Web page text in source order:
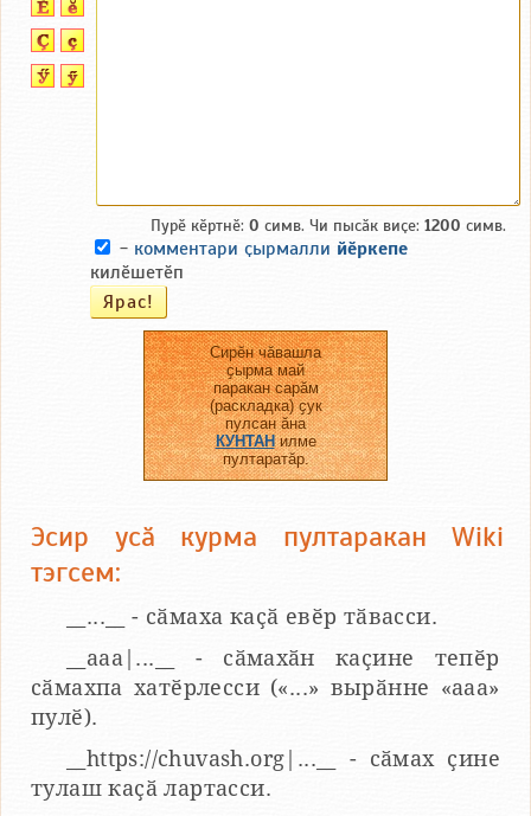
Пурӗ кӗртнӗ: 0 симв. Чи пысӑк виҫе: 1200 симв.
- комментари ҫырмалли йӗркепе
килӗшетӗп
Сирӗн чӑвашла
ҫырма май
паракан сарӑм
(раскладка) ҫук
пулсан ӑна
КУНТАНилме
пултаратӑр.
Эсир усӑ курма пултаракан Wiki
тэгсем:
__...__ - сӑмаха каҫӑ евӗр тӑвасси.
__aaa|...__ - сӑмахӑн каҫине тепӗр
сӑмахпа хатӗрлесси («...» вырӑнне «ааа»
пулӗ).
__https://chuvash.org|...__ - сӑмах ҫине
тулаш каҫӑ лартасси.